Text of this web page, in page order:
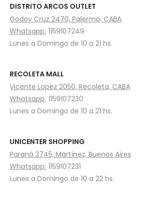
DISTRITO ARCOS OUTLET
Godoy Cruz 2470, Palermo, CABA
Whatsapp: 1159107249
Lunes a Domingo de 10 a 21 hs.
RECOLETA MALL
Vicente Lopez 2050, Recoleta, CABA
Whatsapp: 1159107230
Lunes a Domingo de 10 a 21 hs.
UNICENTER SHOPPING
Paraná 3745, Martínez, Buenos Aires
Whatsapp: 1159107231
Lunes a Domingo de 10 a 22 hs.